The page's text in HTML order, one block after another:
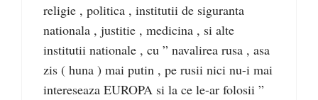
religie , politica , institutii de siguranta
nationala , justitie , medicina , si alte
institutii nationale , cu ” navalirea rusa , asa
zis ( huna ) mai putin , pe rusii nici nu-i mai
intereseaza EUROPA si la ce le-ar folosii ”